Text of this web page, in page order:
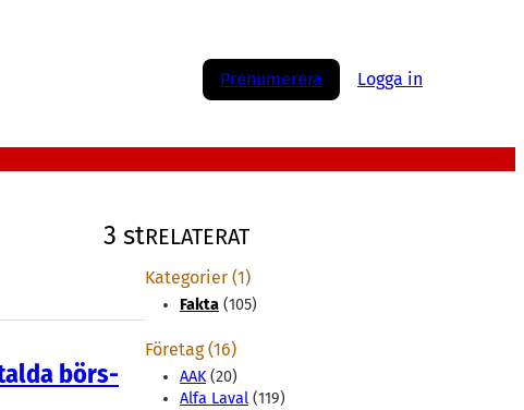
Prenumerera Logga in
3 st
börs-
RELATERAT
Kategorier (1)
Fakta (105)
Företag (16)
AAK(20)
Alfa Laval (119)